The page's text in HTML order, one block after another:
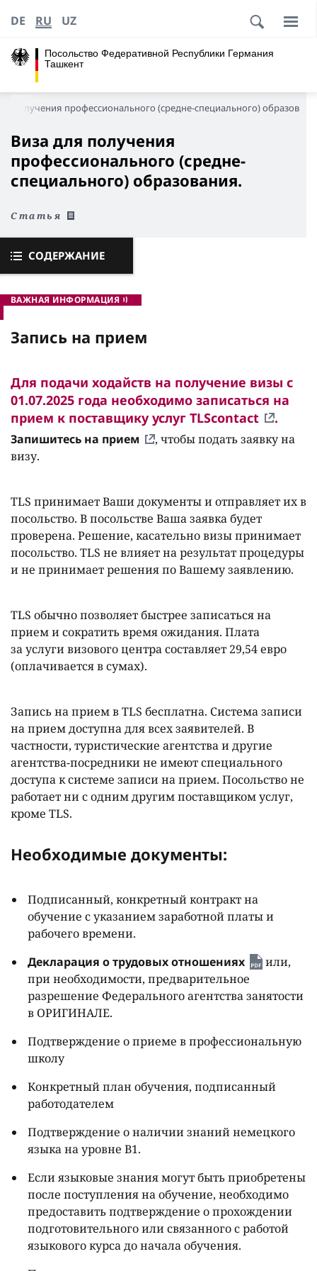
Посольство Федеративной Республики Германия
Ташкент
DE RU UZ
получения профессионального (средне-специального)
Виза для получения
профессионального (средне-
специального) образования.
Статья
СОДЕРЖАНИЕ
ВАЖНАЯ ИНФОРМАЦИЯ
Запись на прием
Для подачи ходайств на получение визы с
01.07.2025 года необходимо записаться на
прием к поставщику услуг TLScontact .
Запишитесь на прием
, чтобы подать заявку на
визу.
TLS принимает Ваши документы и отправляет их в
посольство. В посольстве Ваша заявка будет
проверена. Решение, касательно визы принимает
посольство. TLS не влияет на результат процедуры
и не принимает решения по Вашему заявлению.
TLS обычно позволяет быстрее записаться на
прием и сократить время ожидания. Плата
за услуги визового центра составляет 29,54 евро
(оплачивается в сумах).
Запись на прием в TLS бесплатна. Система записи
на прием доступна для всех заявителей. В
частности, туристические агентства и другие
агентства-посредники не имеют специального
доступа к системе записи на прием. Посольство не
работает ни с одним другим поставщиком услуг,
кроме TLS.
Необходимые документы:
Подписанный, конкретный контракт на
обучение с указанием заработной платы и
рабочего времени.
Декларация о трудовых отношениях
или,
при необходимости, предварительное
разрешение Федерального агентства занятости
в ОРИГИНАЛЕ.
Подтверждение о приеме в профессиональную
школу
Конкретный план обучения, подписанный
работодателем
Подтверждение о наличии знаний немецкого
языка на уровне B1.
Если языковые знания могут быть приобретены
после поступления на обучение, необходимо
предоставить подтверждение о прохождении
подготовительного или связанного с работой
языкового курса до начала обучения.